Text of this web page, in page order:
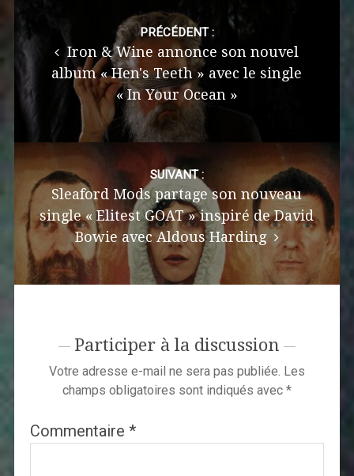
Post
navigation
PRÉCÉDENT :
Iron & Wine annonce son nouvel
album « Hen's Teeth » avec le single
« In Your Ocean »
SUIVANT :
Sleaford Mods partage son nouveau
single « Elitest GOAT » inspiré de David
Bowie avec Aldous Harding
Participer à la discussion
Votre adresse e-mail ne sera pas publiée. Les
champs obligatoires sont indiqués avec *
Commentaire *